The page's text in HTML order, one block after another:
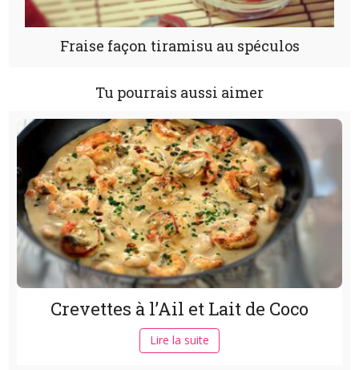
Fraise façon tiramisu au spéculos
Tu pourrais aussi aimer
Crevettes à l’Ail et Lait de Coco
Lire la suite